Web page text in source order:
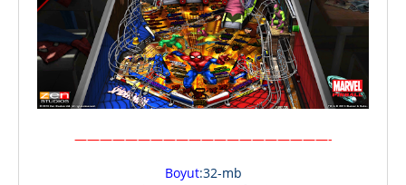
————————————————————-
Boyut:32-mb